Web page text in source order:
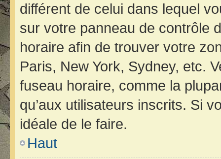
différent de celui dans lequel
sur votre panneau de contrôle
horaire afin de trouver votre
Paris, New York, Sydney, etc.
fuseau horaire, comme la
qu’aux utilisateurs inscrits. Si
idéale de le faire.
Haut